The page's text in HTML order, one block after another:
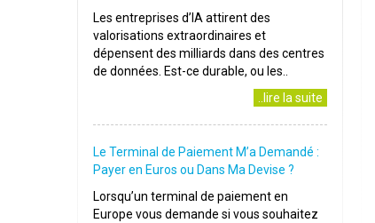
Les entreprises d’IA attirent des
valorisations extraordinaires et
dépensent des milliards dans des centres
de données. Est-ce durable, ou les..
..lire la suite
Le Terminal de Paiement M’a Demandé :
Payer en Euros ou Dans Ma Devise ?
Lorsqu’un terminal de paiement en
Europe vous demande si vous souhaitez